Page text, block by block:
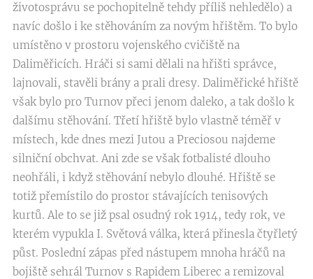
životosprávu se pochopitelně tehdy příliš nehledělo) a
navíc došlo i ke stěhováním za novým hřištěm. To bylo
umístěno v prostoru vojenského cvičiště na
Daliměřicích. Hráči si sami dělali na hřišti správce,
lajnovali, stavěli brány a prali dresy. Daliměřické hřiště
však bylo pro Turnov přeci jenom daleko, a tak došlo k
dalšímu stěhování. Třetí hřiště bylo vlastně téměř v
místech, kde dnes mezi Jutou a Preciosou najdeme
silniční obchvat. Ani zde se však fotbalisté dlouho
neohřáli, i když stěhování nebylo dlouhé. Hřiště se
totiž přemístilo do prostor stávajících tenisových
kurtů. Ale to se již psal osudný rok 1914, tedy rok, ve
kterém vypukla I. Světová válka, která přinesla čtyřletý
půst. Poslední zápas před nástupem mnoha hráčů na
bojiště sehrál Turnov s Rapidem Liberec a remizoval